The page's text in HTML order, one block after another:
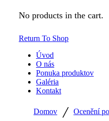
No products in the cart.
Return To Shop
Úvod
O nás
Ponuka produktov
Galéria
Kontakt
Domov / Ocenění